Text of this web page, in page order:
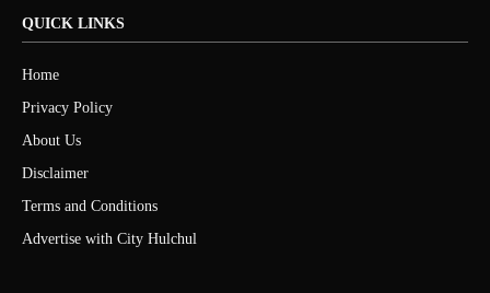
QUICK LINKS
Home
Privacy Policy
About Us
Disclaimer
Terms and Conditions
Advertise with City Hulchul